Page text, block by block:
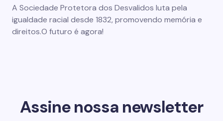
A Sociedade Protetora dos Desvalidos luta pela
igualdade racial desde 1832, promovendo memória e
direitos.O futuro é agora!
Assine nossa newsletter